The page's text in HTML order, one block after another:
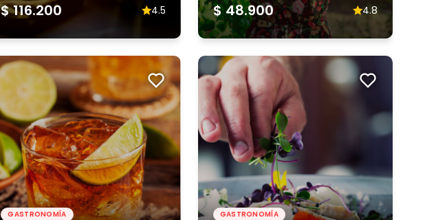
$ 116.200 4.5 $ 48.900 4.8
GASTRONOMÍA GASTRONOMÍA